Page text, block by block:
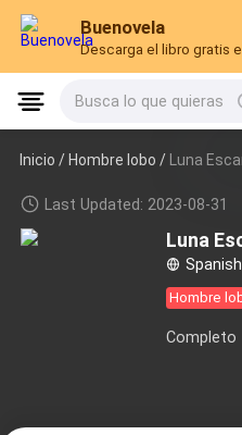
Buenovela
Descarga el libro gratis
Busca lo que quieras
Inicio /Hombre lobo / Luna
Last Updated: 2023-08-31
Luna
Spanish
Hombre
Completo